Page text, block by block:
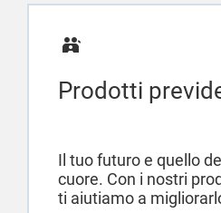
Prodotti
Il tuo futuro e quello
cuore. Con i nostri
ti aiutiamo a